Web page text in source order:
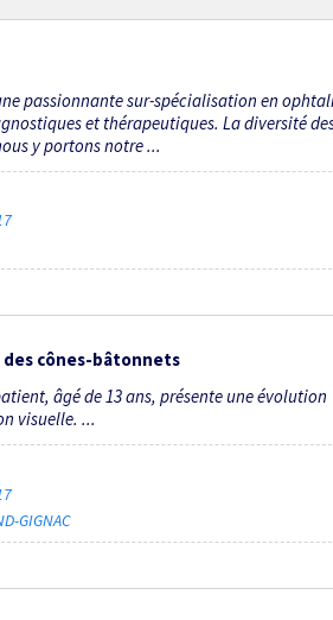
passionnante sur-­spécialisation en
et thérapeutiques. La diversité
y portons notre ...
des cônes-bâtonnets
âgé de 13 ans, présente une évolution
visuelle. ...
GIGNAC